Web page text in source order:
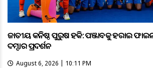
ଜାତୀୟ କନିଷ୍ଠ ପୁରୁଷ ହକି: ପଞ୍ଜାବକୁ ହରାଇ
ଦମ୍ଦାର ପ୍ରଦର୍ଶନ
August 6, 2026 | 10:11 PM